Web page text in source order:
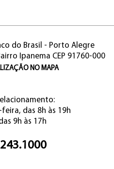
do Brasil - Porto Alegre
Ipanema CEP 91760-000
NO MAPA
das 8h às 19h
9h às 17h